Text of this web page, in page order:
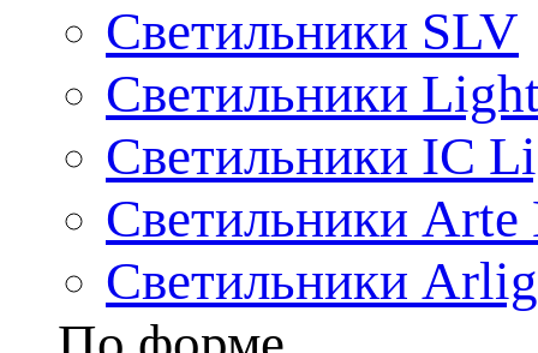
Светильники SLV
Светильники
Светильники IC
Светильники Arte
Светильники